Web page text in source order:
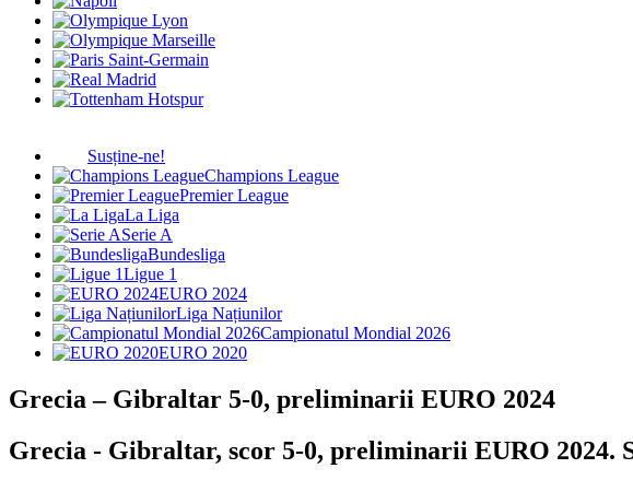
Susține-ne!
Champions League
Premier League
La Liga
Serie A
Bundesliga
Ligue 1
EURO 2024
Liga Națiunilor
Campionatul Mondial 2026
EURO 2020
Grecia – Gibraltar 5-0, preliminarii EURO 2024
Grecia - Gibraltar, scor 5-0, preliminarii EURO 2024.